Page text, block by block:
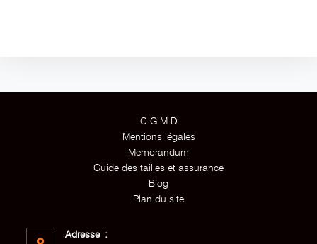
C.G.M.D
Mentions légales
Memorandum
Guide des tailles et assurance
Blog
Plan du site
Adresse :